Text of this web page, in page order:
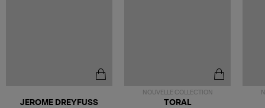
JEROME DREYFUSS
NOUVELLE COLLECTION
TORAL